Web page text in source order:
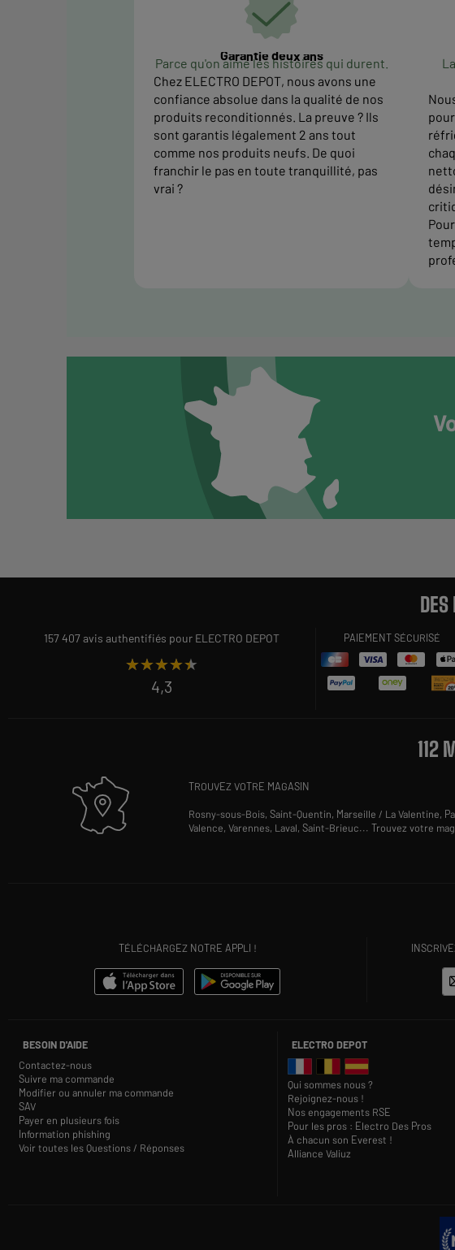
Garantie deux ans
Parce qu'on aime les histoires qui durent.
Chez ELECTRO DEPOT, nous avons une
confiance absolue dans la qualité de nos
produits reconditionnés. La preuve ? Ils
sont garantis légalement 2 ans tout
comme nos produits neufs. De quoi
franchir le pas en toute tranquillité, pas
vrai ?
157 407 avis authentifiés pour ELECTRO DEPOT
★★★★★
★★★★★
4,3
PAIEMENT SÉCURISÉ
112
TROUVEZ VOTRE MAGASIN
Rosny-sous-Bois,Saint-Quentin, Marseille / La Valentine,
Valence,Varennes, Laval,Saint-Brieuc...Trouvez votre
TÉLÉCHARGEZ NOTRE APPLI !
BESOIN D'AIDE
Contactez-nous
Suivre ma commande
Modifier ou annuler ma commande
SAV
Payer en plusieurs fois
Information phishing
Voir toutes les Questions / Réponses
ELECTRO DEPOT
Qui sommes nous ?
Rejoignez-nous !
Nos engagements RSE
Pour les pros : Electro Des Pros
À chacun son Everest !
Alliance Valiuz